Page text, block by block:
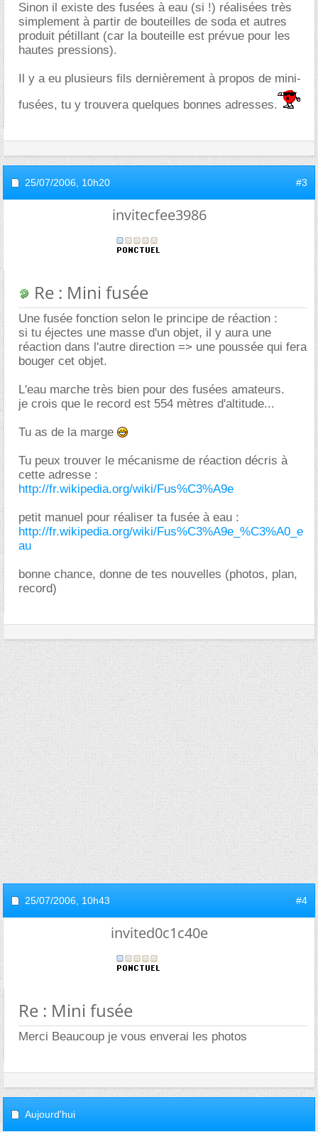
Sinon il existe des fusées à eau (si !) réalisées très
simplement à partir de bouteilles de soda et autres
produit pétillant (car la bouteille est prévue pour les
hautes pressions).
Il y a eu plusieurs fils dernièrement à propos de mini-
fusées, tu y trouvera quelques bonnes adresses.
25/07/2006, 10h20 #3
invitecfee3986
Re : Mini fusée
Une fusée fonction selon le principe de réaction :
si tu éjectes une masse d'un objet, il y aura une
réaction dans l'autre direction => une poussée qui fera
bouger cet objet.
L'eau marche très bien pour des fusées amateurs.
je crois que le record est 554 mètres d'altitude...
Tu as de la marge
Tu peux trouver le mécanisme de réaction décris à
cette adresse :
http://fr.wikipedia.org/wiki/Fus%C3%A9e
petit manuel pour réaliser ta fusée à eau :
http://fr.wikipedia.org/wiki/Fus%C3%A9e_%C3%A0_e
au
bonne chance, donne de tes nouvelles (photos, plan,
record)
25/07/2006, 10h43 #4
invited0c1c40e
Re : Mini fusée
Merci Beaucoup je vous enverai les photos
Aujourd'hui